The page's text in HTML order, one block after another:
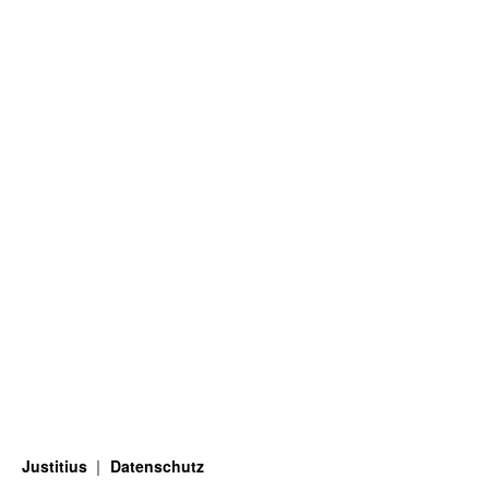
Justitius Datenschutz